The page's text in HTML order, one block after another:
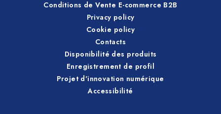
Conditions de Vente E-commerce B2B
Privacy policy
Cookie policy
Contacts
Disponibilité des produits
Enregistrement de profil
Projet d'innovation numérique
Accessibilité